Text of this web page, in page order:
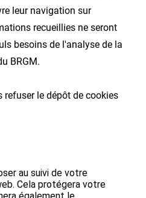
leur navigation sur
recueillies ne seront
besoins de l'analyse de la
BRGM.
le dépôt de cookies